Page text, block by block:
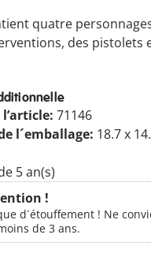
quatre
des pistolets
71146
l´emballage: 18.7 x
5 an(s)
!
d´étouffement ! Ne
de 3 ans.